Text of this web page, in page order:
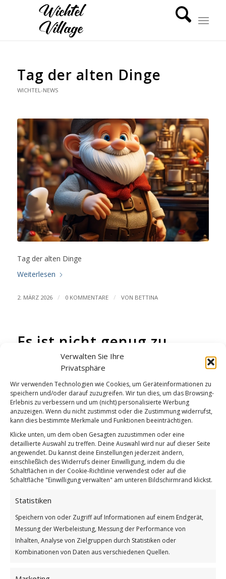
Verwalten Sie Ihre
Privatsphäre
Wir verwenden Technologien wie Cookies, um Geräteinformationen zu
speichern und/oder darauf zuzugreifen. Wir tun dies, um das Browsing-
Erlebnis zu verbessern und um (nicht) personalisierte Werbung
anzuzeigen. Wenn du nicht zustimmst oder die Zustimmung widerrufst,
kann dies bestimmte Merkmale und Funktionen beeinträchtigen.
Klicke unten, um dem oben Gesagten zuzustimmen oder eine
detaillierte Auswahl zu treffen. Deine Auswahl wird nur auf dieser Seite
angewendet. Du kannst deine Einstellungen jederzeit ändern,
einschließlich des Widerrufs deiner Einwilligung, indem du die
Schaltflächen in der Cookie-Richtlinie verwendest oder auf die
Schaltfläche "Einwilligung verwalten" am unteren Bildschirmrand klickst.
Statistiken
Speichern von oder Zugriff auf Informationen auf einem Endgerät,
Messung der Werbeleistung, Messung der Performance von
Inhalten, Analyse von Zielgruppen durch Statistiken oder
Kombinationen von Daten aus verschiedenen Quellen.
Tag der alten Dinge
WICHTEL-NEWS
Tag der alten Dinge
Weiterlesen
2. MÄRZ 2026 / 0 KOMMENTARE / VON BETTINA
Es ist nicht genug zu
wissen
Es ist nicht genug zu wissen
Weiterlesen